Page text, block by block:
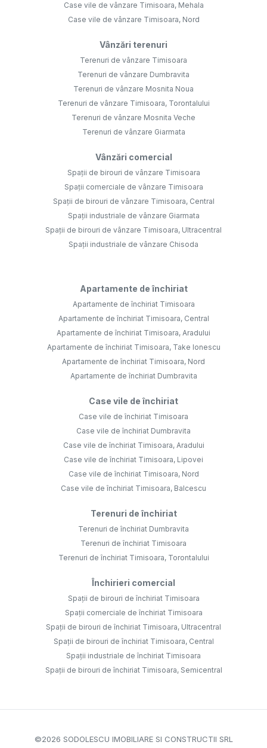
Case vile de vânzare Timisoara, Mehala
Case vile de vânzare Timisoara, Nord
Vânzări terenuri
Terenuri de vânzare Timisoara
Terenuri de vânzare Dumbravita
Terenuri de vânzare Mosnita Noua
Terenuri de vânzare Timisoara, Torontalului
Terenuri de vânzare Mosnita Veche
Terenuri de vânzare Giarmata
Vânzări comercial
Spații de birouri de vânzare Timisoara
Spații comerciale de vânzare Timisoara
Spații de birouri de vânzare Timisoara, Central
Spații industriale de vânzare Giarmata
Spații de birouri de vânzare Timisoara, Ultracentral
Spații industriale de vânzare Chisoda
Apartamente de închiriat
Apartamente de închiriat Timisoara
Apartamente de închiriat Timisoara, Central
Apartamente de închiriat Timisoara, Aradului
Apartamente de închiriat Timisoara, Take Ionescu
Apartamente de închiriat Timisoara, Nord
Apartamente de închiriat Dumbravita
Case vile de închiriat
Case vile de închiriat Timisoara
Case vile de închiriat Dumbravita
Case vile de închiriat Timisoara, Aradului
Case vile de închiriat Timisoara, Lipovei
Case vile de închiriat Timisoara, Nord
Case vile de închiriat Timisoara, Balcescu
Terenuri de închiriat
Terenuri de închiriat Dumbravita
Terenuri de închiriat Timisoara
Terenuri de închiriat Timisoara, Torontalului
Închirieri comercial
Spații de birouri de închiriat Timisoara
Spații comerciale de închiriat Timisoara
Spații de birouri de închiriat Timisoara, Ultracentral
Spații de birouri de închiriat Timisoara, Central
Spații industriale de închiriat Timisoara
Spații de birouri de închiriat Timisoara, Semicentral
©2026 SODOLESCU IMOBILIARE SI CONSTRUCTII SRL